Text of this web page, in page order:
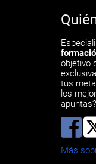
objetivo
tus
los
apuntas?
Más